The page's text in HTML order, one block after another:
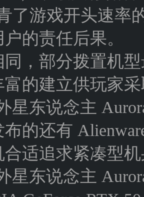
了游戏开头速率
的责任后果。
，部分拨置机
富的建立供玩家
星东说念主
的还有
适追求紧凑型
星东说念主